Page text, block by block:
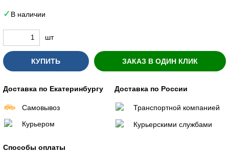
В наличии
шт
КУПИТЬ ЗАКАЗ В ОДИН КЛИК
Доставка по Екатеринбургу
Самовывоз
Курьером
Доставка по России
Транспортной компанией
Курьерскими службами
Способы оплаты